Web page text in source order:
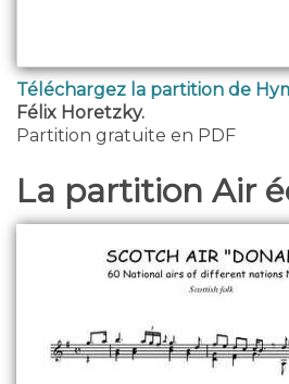
Téléchargez la partition de
Félix Horetzky.
Partition gratuite en PDF
La partition Air